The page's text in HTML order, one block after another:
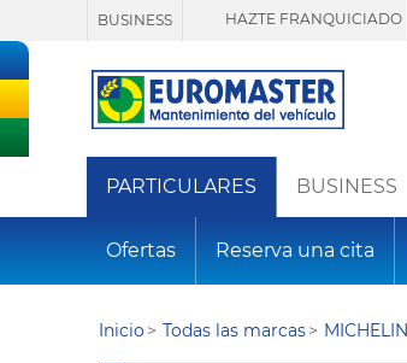
BUSINESS HAZTE FRANQUICIADO
PARTICULARES BUSINESS
Ofertas Reserva una cita
Inicio Todas las marcas MICHELIN